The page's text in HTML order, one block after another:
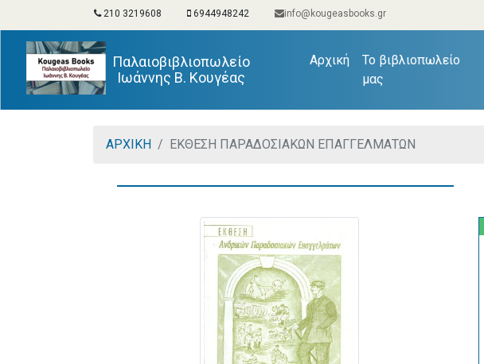
210 3219608 6944948242 info@kougeasbooks.gr
Παλαιοβιβλιοπωλείο
Ιωάννης Β. Κουγέας
Αρχική(current)
Το βιβλιοπωλείο
μας
ΑΡΧΙΚΗ ΕΚΘΕΣΗ ΠΑΡΑΔΟΣΙΑΚΩΝ ΕΠΑΓΓΕΛΜΑΤΩΝ